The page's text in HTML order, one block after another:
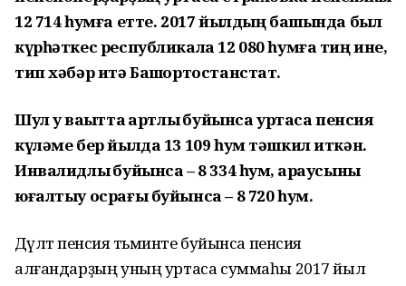
12 714 һумға етте. 2017 йылдың башында был
күрһәткес республикала 12 080 һумға тиң ине,
тип хәбәр итә Башҡортостанстат.
Шул уҡ ваҡытта ҡартлыҡ буйынса уртаса пенсия
күләме бер йылда 13 109 һум тәшкил иткән.
Инвалидлыҡ буйынса – 8 334 һум, ҡараусыны
юғалтыу осрағы буйынса – 8 720 һум.
Дәүләт пенсия тәьминәте буйынса пенсия
алғандарҙың уның уртаса суммаһы 2017 йыл